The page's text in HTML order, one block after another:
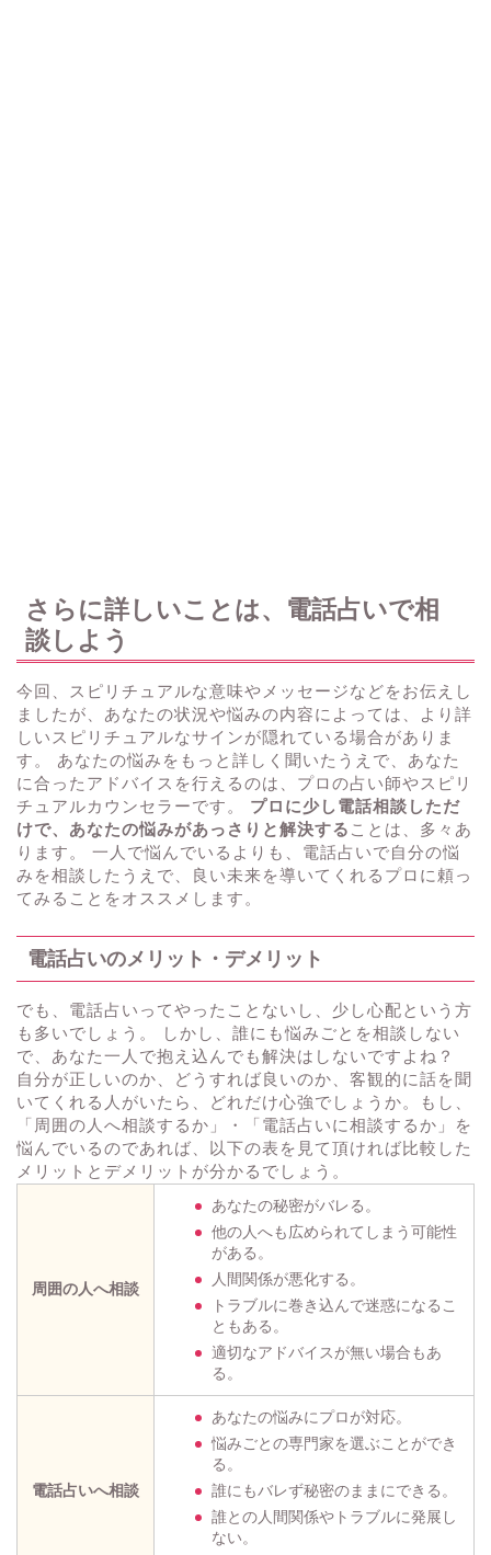
さらに詳しいことは、電話占いで相
談しよう
今回、スピリチュアルな意味やメッセージなどをお伝えし
ましたが、あなたの状況や悩みの内容によっては、より詳
しいスピリチュアルなサインが隠れている場合がありま
す。 あなたの悩みをもっと詳しく聞いたうえで、あなた
に合ったアドバイスを行えるのは、プロの占い師やスピリ
チュアルカウンセラーです。 プロに少し電話相談しただ
けで、あなたの悩みがあっさりと解決する ことは、多々あ
ります。 一人で悩んでいるよりも、電話占いで自分の悩
みを相談したうえで、良い未来を導いてくれるプロに頼っ
てみることをオススメします。
電話占いのメリット・デメリット
でも、電話占いってやったことないし、少し心配という方
も多いでしょう。 しかし、誰にも悩みごとを相談しない
で、あなた一人で抱え込んでも解決はしないですよね？
自分が正しいのか、どうすれば良いのか、客観的に話を聞
いてくれる人がいたら、どれだけ心強でしょうか。もし、
「周囲の人へ相談するか」・「電話占いに相談するか」を
悩んでいるのであれば、以下の表を見て頂ければ比較した
メリットとデメリットが分かるでしょう。
周囲の人へ相談
あなたの秘密がバレる。
他の人へも広められてしまう可能性
がある。
人間関係が悪化する。
トラブルに巻き込んで迷惑になるこ
ともある。
適切なアドバイスが無い場合もあ
る。
電話占いへ相談
あなたの悩みにプロが対応。
悩みごとの専門家を選ぶことができ
る。
誰にもバレず秘密のままにできる。
誰との人間関係やトラブルに発展し
ない。